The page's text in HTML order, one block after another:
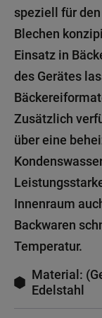
speziell für
Blechen
Einsatz in
des Gerätes
Zusätzlich
über eine
Innenraum
Backwaren
Temperatur.
Material:
Edelstahl